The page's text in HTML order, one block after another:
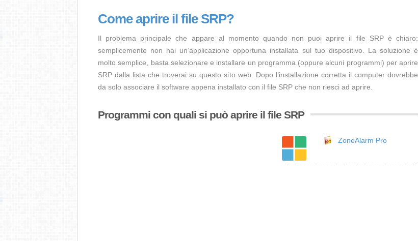
Come aprire il file SRP?
Il problema principale che appare al momento quando non puoi aprire il file SRP è chiaro:
semplicemente non hai un’applicazione opportuna installata sul tuo dispositivo. La soluzione è
molto semplice, basta selezionare e installare un programma (oppure alcuni programmi) per aprire
SRP dalla lista che troverai su questo sito web. Dopo l’installazione corretta il computer dovrebbe
da solo associare il software appena installato con il file SRP che non riesci ad aprire.
Programmi con quali si può aprire il file SRP
ZoneAlarm Pro